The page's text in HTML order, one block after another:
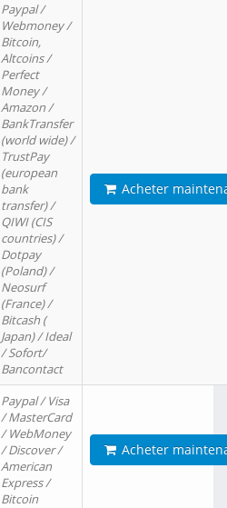
Paypal /
Webmoney /
Bitcoin,
Altcoins /
Perfect
Money /
Amazon /
BankTransfer
(world wide) /
TrustPay
(european
bank
transfer) /
QIWI (CIS
countries) /
Dotpay
(Poland) /
Neosurf
(France) /
Bitcash (
Japan) / Ideal
/ Sofort/
Bancontact
Acheter
Paypal / Visa
/ MasterCard
/ WebMoney
/ Discover /
American
Express /
Bitcoin
Acheter